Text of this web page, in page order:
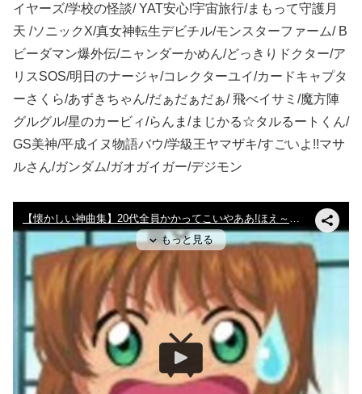
イヤーズ/学校の怪談/ YAT安心!宇宙旅行/まもって守護月
天 /ソニックX/真女神転生デビチル/モンスターファーム/ B
ビーダマン爆外伝/ニャンダーかめん/どっきりドクター/ア
リスSOS/明日のナージャ/コレクターユイ/カードキャプタ
ーさくら/あずきちゃん/だぁだぁだぁ/ 飛べイサミ/魔方陣
グルグル/星のカービィ/らんま/まじかる☆タルるートくん/
GS美神/平成イヌ物語バウ/学級王ヤマザキ/すごいよ!!マサ
ルさん/ガンダム/ガオガイガー/デジモン